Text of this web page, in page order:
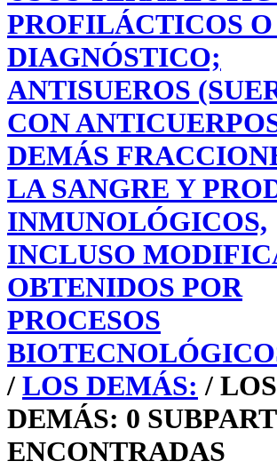
PROFILÁCTICOS O
DIAGNÓSTICO;
ANTISUEROS
CON
DEMÁS
LA SANGRE Y
INMUNOLÓGICOS,
INCLUSO
OBTENIDOS POR
PROCESOS
/ LOS DEMÁS: / LOS
DEMÁS: 0
ENCONTRADAS